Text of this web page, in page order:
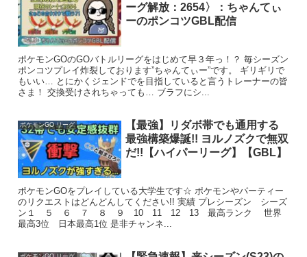
ーグ解放：2654〉：ちゃんてぃ
ーのポンコツGBL配信
ポケモンGOのGOバトルリーグをはじめて早３年っ！？ 毎シーズン
ポンコツプレイ炸裂しております”ちゃんてぃー”です。 ギリギリで
もいい… とにかくジェンドでを目指していると言うトレーナーの皆
さま！ 交換受けされちゃっても… ブラフにシ...
ポケモンGO リーグ
【最強】リダボ帯でも通用する
最強構築爆誕!! ヨルノズクで無双
だ!!【ハイパーリーグ】【GBL】
ポケモンGOをプレイしている大学生です☆ ポケモンやパーティー
のリクエストはどんどんしてください!! 実績 プレシーズン シーズ
ン１ ５ ６ ７ ８ ９ 10 11 12 13 最高ランク 世界
最高3位 日本最高1位 是非チャンネ...